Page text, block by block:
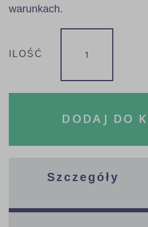
warunkach.
ILOŚĆ
DODAJ DO
Szczegóły